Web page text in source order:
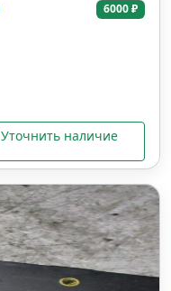
6000 ₽
Уточнить наличие